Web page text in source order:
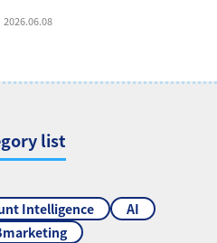
2026.06.08
list
Intelligence
AI